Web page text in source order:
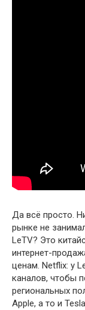
Да всё просто.
рынке не
LeTV? Это
интернет-
ценам. Netflix: у
каналов, чтобы
региональных
Apple, а то и